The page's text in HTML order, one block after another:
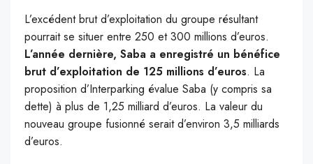
L’excédent brut d’exploitation du groupe résultant
pourrait se situer entre 250 et 300 millions d’euros.
L’année dernière, Saba a enregistré un bénéfice
brut d’exploitation de 125 millions d’euros. La
proposition d’Interparking évalue Saba (y compris sa
dette) à plus de 1,25 milliard d’euros. La valeur du
nouveau groupe fusionné serait d’environ 3,5 milliards
d’euros.